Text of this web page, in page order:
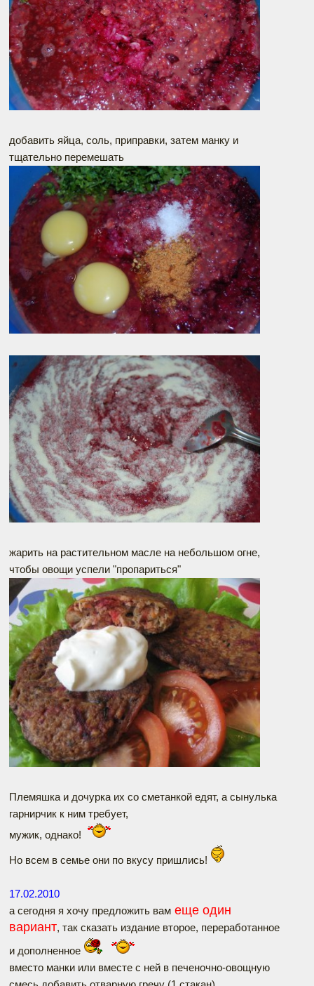
добавить яйца, соль, приправки, затем манку и
тщательно перемешать
жарить на растительном масле на небольшом огне,
чтобы овощи успели "пропариться"
Племяшка и дочурка их со сметанкой едят, а сынулька
гарнирчик к ним требует,
мужик, однако!
Но всем в семье они по вкусу пришлись!
17.02.2010
а сегодня я хочу предложить вам еще один
вариант, так сказать издание второе, переработанное
и дополненное
вместо манки или вместе с ней в печеночно-овощную